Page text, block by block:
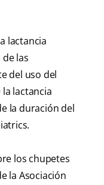
lactancia
las
del uso del
lactancia
la duración del
los chupetes
la Asociación